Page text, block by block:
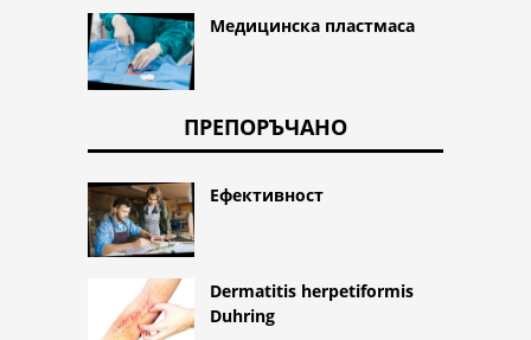
Медицинска пластмаса
ПРЕПОРЪЧАНО
Ефективност
Dermatitis herpetiformis
Duhring